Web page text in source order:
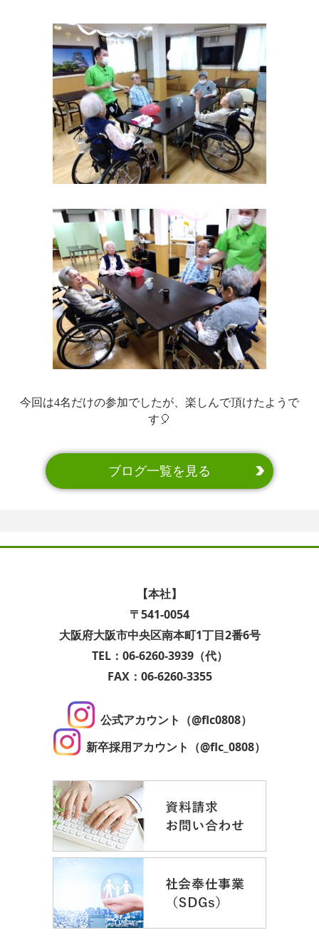
今回は4名だけの参加でしたが、楽しんで頂けたようで
す🎈
ブログ一覧を見る
【本社】
〒541-0054
大阪府大阪市中央区南本町1丁目2番6号
TEL：06-6260-3939（代）
FAX：06-6260-3355
公式アカウント（@flc0808）
新卒採用アカウント（@flc_0808）